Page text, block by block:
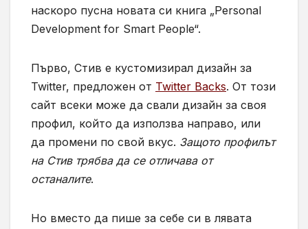
наскоро пусна новата си книга „Personal
Development for Smart People“.
Първо, Стив е кустомизирал дизайн за
Twitter, предложен от Twitter Backs. От този
сайт всеки може да свали дизайн за своя
профил, който да използва направо, или
да промени по свой вкус. Защото профилът
на Стив трябва да се отличава от
останалите.
Но вместо да пише за себе си в лявата